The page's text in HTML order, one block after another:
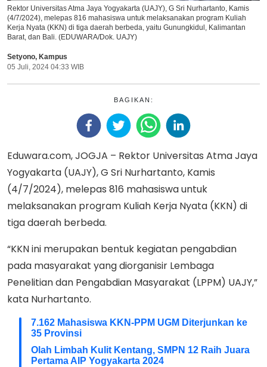
Rektor Universitas Atma Jaya Yogyakarta (UAJY), G Sri Nurhartanto, Kamis
(4/7/2024), melepas 816 mahasiswa untuk melaksanakan program Kuliah
Kerja Nyata (KKN) di tiga daerah berbeda, yaitu Gunungkidul, Kalimantan
Barat, dan Bali. (EDUWARA/Dok. UAJY)
Setyono, Kampus
05 Juli, 2024 04:33 WIB
BAGIKAN:
Eduwara.com, JOGJA – Rektor Universitas Atma Jaya
Yogyakarta (UAJY), G Sri Nurhartanto, Kamis
(4/7/2024), melepas 816 mahasiswa untuk
melaksanakan program Kuliah Kerja Nyata (KKN) di
tiga daerah berbeda.
“KKN ini merupakan bentuk kegiatan pengabdian
pada masyarakat yang diorganisir Lembaga
Penelitian dan Pengabdian Masyarakat (LPPM) UAJY,”
kata Nurhartanto.
7.162 Mahasiswa KKN-PPM UGM Diterjunkan ke
35 Provinsi
Olah Limbah Kulit Kentang, SMPN 12 Raih Juara
Pertama AIP Yogyakarta 2024